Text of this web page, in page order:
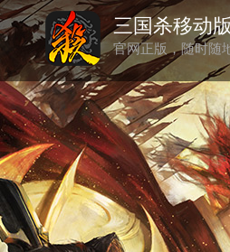
三国杀移动版
官网正版，随时随